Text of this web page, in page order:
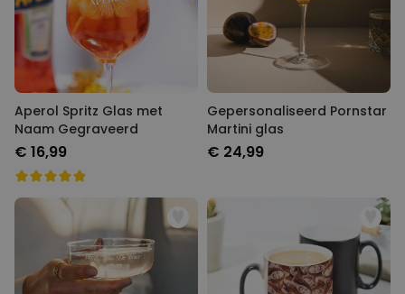
Aperol Spritz Glas met
Naam Gegraveerd
€ 16,99
Gepersonaliseerd Pornstar
Martini glas
€ 24,99